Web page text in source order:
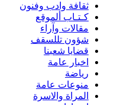
ثقافة وادب وفنون
كـتـاب ألموقع
مقالات وآراء
شؤون تللسقف
قضايا شعبنا
اخبار عامة
رياضة
منوعات عامة
المراة والاسرة